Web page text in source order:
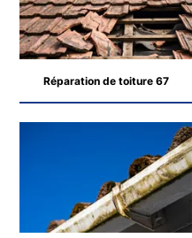
Réparation de toiture 67